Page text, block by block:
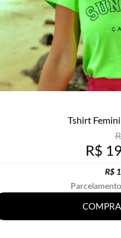
Tshirt
R$
R$
Parcelamento